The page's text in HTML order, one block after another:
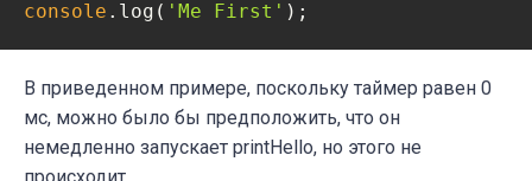
console .log( 'Me First' );
В приведенном примере, поскольку таймер равен 0
мс, можно было бы предположить, что он
немедленно запускает printHello, но этого не